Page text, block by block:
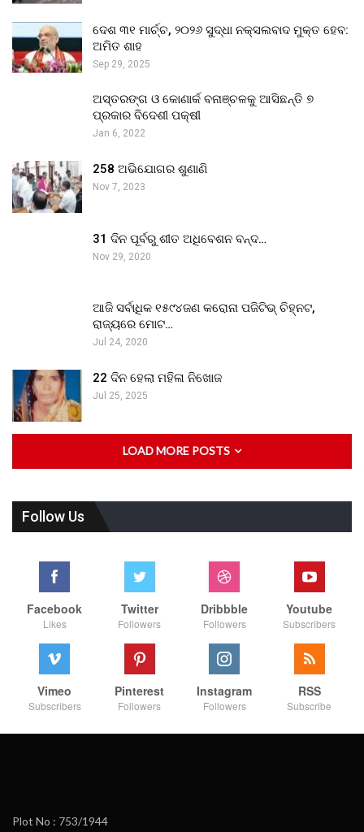
ଦେଶ ୩୧ ମାର୍ଚ୍ଚ, ୨୦୨୬ ସୁଦ୍ଧା ନକ୍ସଲବାଦ ମୁକ୍ତ ହେବ:
ଅମିତ ଶାହ
Sep 29, 2025
ଅସ୍ତରଙ୍ଗ ଓ କୋଣାର୍କ ବନାଞ୍ଚଳକୁ ଆସିଛନ୍ତି ୭
ପ୍ରକାର ବିଦେଶୀ ପକ୍ଷୀ
Jan 6, 2022
258 ଅଭିଯୋଗର ଶୁଣାଣି
Nov 7, 2023
31 ଦିନ ପୂର୍ବରୁ ଶୀତ ଅଧିବେଶନ ବନ୍ଦ…
Nov 29, 2020
ଆଜି ସର୍ବାଧିକ ୧୫୯୪ଜଣ କରୋନା ପଜିଟିଭ୍ ଚିହ୍ନଟ,
ରାଜ୍ୟରେ ମୋଟ…
Jul 24, 2020
22 ଦିନ ହେଲା ମହିଳା ନିଖୋଜ
Jul 25, 2025
LOAD MORE POSTS
Follow Us
Facebook
Likes
Twitter
Followers
Dribbble
Followers
Youtube
Subscribers
Vimeo
Subscribers
Pinterest
Followers
Instagram
Followers
RSS
Subscribe
Plot No : 753/1944